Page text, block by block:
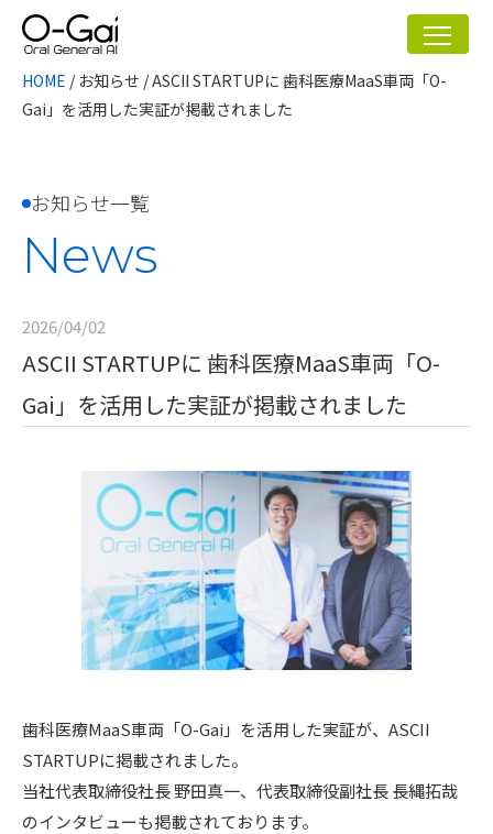
HOME / お知らせ /ASCII STARTUPに 歯科医療MaaS車両「O-
Gai」を活用した実証が掲載されました
お知らせ一覧
News
2026/04/02
ASCII STARTUPに 歯科医療MaaS車両「O-
Gai」を活用した実証が掲載されました
歯科医療MaaS車両「O-Gai」を活用した実証が、ASCII
STARTUPに掲載されました。
当社代表取締役社長 野田真一、代表取締役副社長 長縄拓哉
のインタビューも掲載されております。